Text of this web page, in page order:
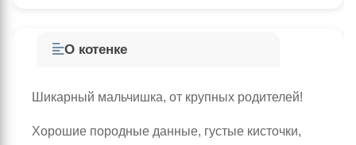
О котенке
Шикарный мальчишка, от крупных родителей!
Хорошие породные данные, густые кисточки,